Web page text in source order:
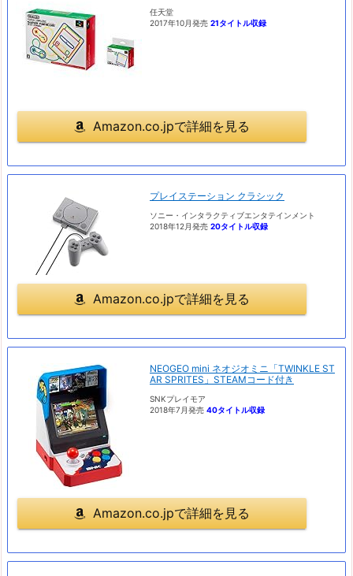
任天堂
2017年10月発売 21タイトル収録
Amazon.co.jpで詳細を見る
プレイステーション クラシック
ソニー・インタラクティブエンタテインメント
2018年12月発売 20タイトル収録
Amazon.co.jpで詳細を見る
NEOGEO mini ネオジオミニ「TWINKLE ST
AR SPRITES」STEAMコード付き
SNKプレイモア
2018年7月発売 40タイトル収録
Amazon.co.jpで詳細を見る